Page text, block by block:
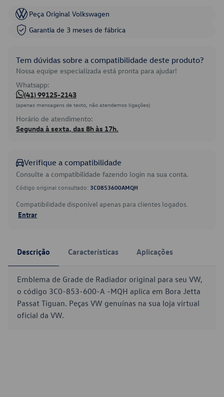
Peça Original Volkswagen
Garantia de 3 meses de fábrica
Tem dúvidas sobre a compatibilidade deste produto?
Nossa equipe especializada está pronta para ajudar!
Whatsapp:
(41) 99125-2143
(apenas mensagens de texto, não atendemos ligações)
Horário de atendimento:
Segunda à sexta, das 8h às 17h.
Verifique a compatibilidade
Consulte a compatibilidade fazendo login na sua conta.
Código original consultado: 3C0853600AMQH
Compatibilidade disponível apenas para clientes logados.
Entrar
Descrição Características Aplicações
Emblema de Grade de Radiador original para seu VW,
o código 3C0-853-600-A -MQH aplica em Bora Jetta
Passat Tiguan. Peças VW genuínas na sua loja virtual
oficial da VW.